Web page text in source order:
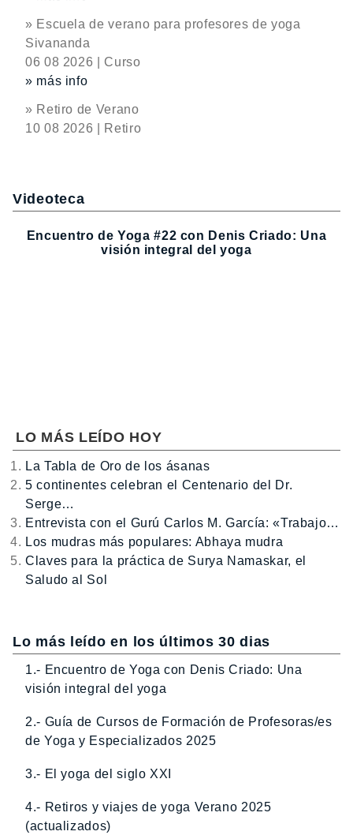
» Escuela de verano para profesores de yoga
Sivananda
06 08 2026 | Curso
» más info
» Retiro de Verano
10 08 2026 | Retiro
Videoteca
Encuentro de Yoga #22 con Denis Criado: Una
visión integral del yoga
LO MÁS LEÍDO HOY
La Tabla de Oro de los ásanas
5 continentes celebran el Centenario del Dr.
Serge…
Entrevista con el Gurú Carlos M. García: «Trabajo…
Los mudras más populares: Abhaya mudra
Claves para la práctica de Surya Namaskar, el
Saludo al Sol
Lo más leído en los últimos 30 dias
1.- Encuentro de Yoga con Denis Criado: Una
visión integral del yoga
2.- Guía de Cursos de Formación de Profesoras/es
de Yoga y Especializados 2025
3.- El yoga del siglo XXI
4.- Retiros y viajes de yoga Verano 2025
(actualizados)